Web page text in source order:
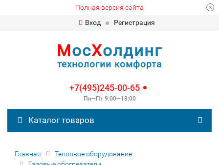
Полная версия сайта
Вход
Регистрация
МосХолдинг
технологии комфорта
+7(495)245-00-65
Пн—Пт 9:00—18:00
Каталог товаров
Главная
Тепловое оборудование